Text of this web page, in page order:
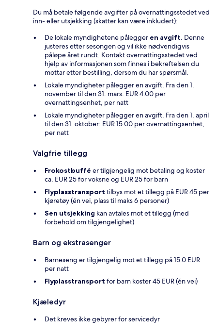
Du må betale følgende avgifter på overnattingsstedet ved
inn- eller utsjekking (skatter kan være inkludert):
De lokale myndighetene pålegger en avgift. Denne
justeres etter sesongen og vil ikke nødvendigvis
påløpe året rundt. Kontakt overnattingsstedet ved
hjelp av informasjonen som finnes i bekreftelsen du
mottar etter bestilling, dersom du har spørsmål.
Lokale myndigheter pålegger en avgift. Fra den 1.
november til den 31. mars: EUR 4.00 per
overnattingsenhet, per natt
Lokale myndigheter pålegger en avgift. Fra den 1. april
til den 31. oktober: EUR 15.00 per overnattingsenhet,
per natt
Valgfrie tillegg
Frokostbuffé er tilgjengelig mot betaling og koster
ca. EUR 25 for voksne og EUR 25 for barn
Flyplasstransport tilbys mot et tillegg på EUR 45 per
kjøretøy (én vei, plass til maks 6 personer)
Sen utsjekking kan avtales mot et tillegg (med
forbehold om tilgjengelighet)
Barn og ekstrasenger
Barneseng er tilgjengelig mot et tillegg på 15.0 EUR
per natt
Flyplasstransport for barn koster 45 EUR (én vei)
Kjæledyr
Det kreves ikke gebyrer for servicedyr